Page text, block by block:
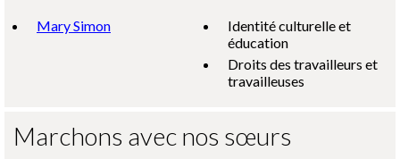
Mary Simon
Identité culturelle et
éducation
Droits des travailleurs et
travailleuses
Marchons avec nos sœurs